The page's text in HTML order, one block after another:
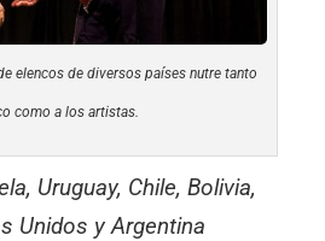
elencos de diversos países nutre tanto
como a los artistas.
Uruguay, Chile, Bolivia,
Unidos y Argentina